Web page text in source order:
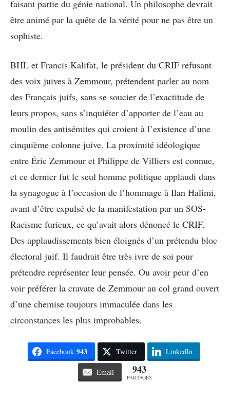
faisant partie du génie national. Un philosophe devrait
être animé par la quête de la vérité pour ne pas être un
sophiste.
BHL et Francis Kalifat, le président du CRIF refusant
des voix juives à Zemmour, prétendent parler au nom
des Français juifs, sans se soucier de l’exactitude de
leurs propos, sans s’inquiéter d’apporter de l’eau au
moulin des antisémites qui croient à l’existence d’une
cinquième colonne juive. La proximité idéologique
entre Éric Zemmour et Philippe de Villiers est connue,
et ce dernier fut le seul homme politique applaudi dans
la synagogue à l’occasion de l’hommage à Ilan Halimi,
avant d’être expulsé de la manifestation par un SOS-
Racisme furieux, ce qu’avait alors dénoncé le CRIF.
Des applaudissements bien éloignés d’un prétendu bloc
électoral juif. Il faudrait être très ivre de soi pour
prétendre représenter leur pensée. Ou avoir peur d’en
voir préférer la cravate de Zemmour au col grand ouvert
d’une chemise toujours immaculée dans les
circonstances les plus improbables.
Facebook 943 Twitter LinkedIn
Email 943
PARTAGES